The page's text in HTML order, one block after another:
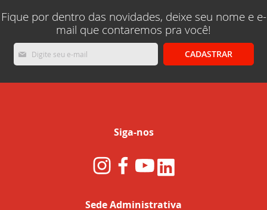
Fique por dentro das novidades, deixe seu nome e e-
mail que contaremos pra você!
Inscreva-
se
nossa
CADASTRAR
Siga-nos
Sede Administrativa